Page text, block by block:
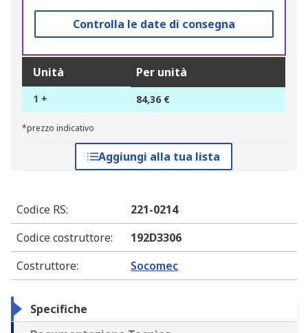
Controlla le date di consegna
Unità Per unità
1 + 84,36 €
*prezzo indicativo
Aggiungi alla tua lista
Codice RS:
221-0214
Codice costruttore:
192D3306
Costruttore: Socomec
Specifiche